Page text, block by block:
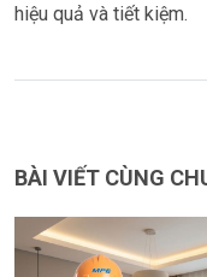
hiệu quả và tiết kiệm.
BÀI VIẾT CÙNG